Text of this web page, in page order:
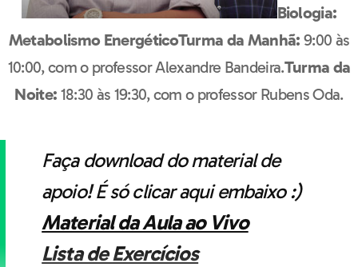
Biologia:
Metabolismo EnergéticoTurma da Manhã: 9:00 às
10:00, com o professor Alexandre Bandeira.Turma da
Noite: 18:30 às 19:30, com o professor Rubens Oda.
Faça download do material de
apoio! É só clicar aqui embaixo :)
Material da Aula ao Vivo
Lista de Exercícios